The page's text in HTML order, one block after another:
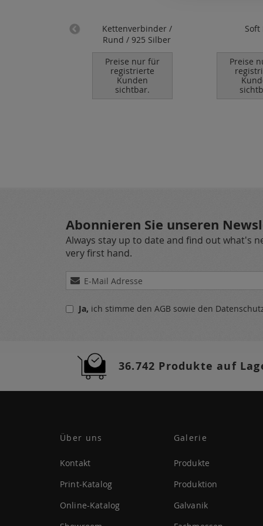
Kettenverbinder /
Rund / 925 Silber
Preise nur für
registrierte
Kunden
sichtbar.
Soft
Preise
Abonnieren Sie unseren
Always stay up to date and find out what's
very first hand.
Melden
Sie
für Ja, ich stimme den AGB sowie den
36.742 Produkte auf
Über uns
Kontakt
Print-Katalog
Online-Katalog
Galerie
Produkte
Produktion
Galvanik